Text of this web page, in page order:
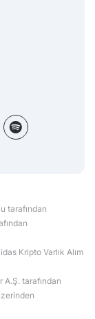
tarafından
Kripto Varlık Alım
tarafından